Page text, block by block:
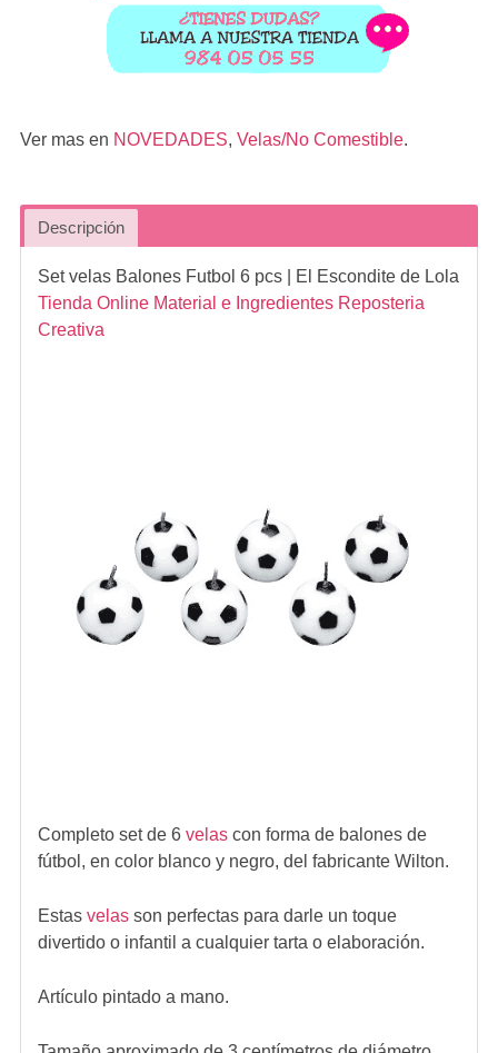
Ver mas en NOVEDADES, Velas/No Comestible.
Descripción
Set velas Balones Futbol 6 pcs| El Escondite de Lola
Tienda Online Material e Ingredientes Reposteria
Creativa
Completo set de 6 velascon forma de balones de
fútbol, en color blanco y negro, del fabricante Wilton.
Estas velasson perfectas para darle un toque
divertido o infantil a cualquier tarta o elaboración.
Artículo pintado a mano.